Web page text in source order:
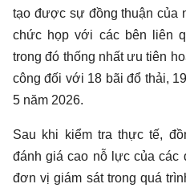
tạo được sự đồng thuận của
chức họp với các bên liên
trong đó thống nhất ưu tiên
công đối với 18 bãi đổ thải,
5 năm 2026.
Sau khi kiểm tra thực tế,
đánh giá cao nỗ lực của các
đơn vị giám sát trong quá